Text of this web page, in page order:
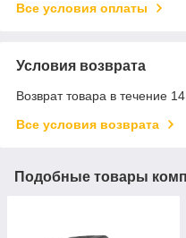
Все условия оплаты
Условия возврата
Возврат товара в течение
Все условия возврата
Подобные товары